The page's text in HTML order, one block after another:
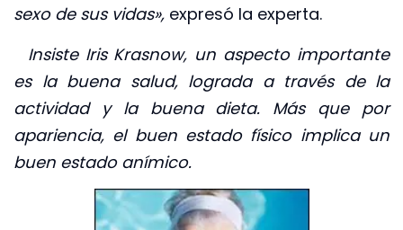
sexo de sus vidas», expresó la experta.
Insiste Iris Krasnow, un aspecto importante
es la buena salud, lograda a través de la
actividad y la buena dieta. Más que por
apariencia, el buen estado físico implica un
buen estado anímico.